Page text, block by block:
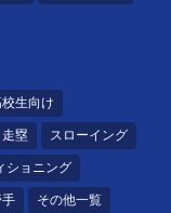
生向け
走塁 スローイング
ショニング
その他一覧